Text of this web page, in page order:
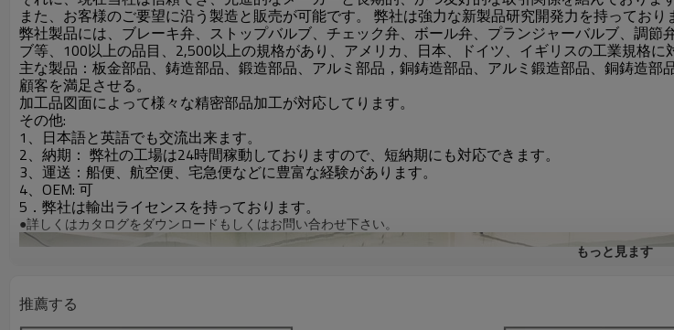
また、お客様のご要望に沿う製造と販売が可能です。 弊社は強力な新製品研究開発力を持ってお
弊社製品には、ブレーキ弁、ストップバルブ、チェック弁、ボール弁、プランジャーバルブ、調
ブ等、100以上の品目、2,500以上の規格があり、アメリカ、日本、ドイツ、イギリスの工業規格に
主な製品：板金部品、鋳造部品、鍛造部品、アルミ部品，銅鋳造部品、アルミ鍛造部品、銅鋳造
顧客を満足させる。
加工品図面によって様々な精密部品加工が対応してります。
その他:
1、日本語と英語でも交流出来ます。
2、納期： 弊社の工場は24時間稼動しておりますので、短納期にも対応できます。
3、運送：船便、航空便、宅急便などに豊富な経験があります。
4、OEM: 可
5．弊社は輸出ライセンスを持っております。
●詳しくはカタログをダウンロードもしくはお問い合わせ下さい。
もっと見ます
推薦する